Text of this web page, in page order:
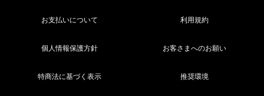
お支払いについて 利用規約
個人情報保護方針 お客さまへのお願い
特商法に基づく表示 推奨環境